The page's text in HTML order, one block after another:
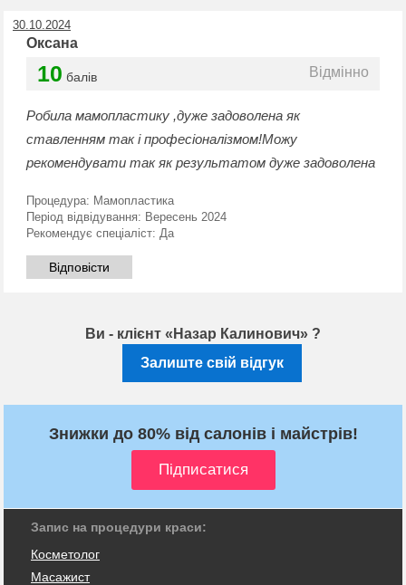
30.10.2024
Оксана
10 балів Відмінно
Робила мамопластику ,дуже задоволена як
ставленням так і професіоналізмом!Можу
рекомендувати так як результатом дуже задоволена
Процедура: Мамопластика
Період відвідування: Вересень 2024
Рекомендує спеціаліст: Да
Відповісти
Ви - клієнт «Назар Калинович» ?
Залиште свій відгук
Знижки до 80% від салонів і майстрів!
Запис на процедури краси:
Косметолог
Масажист